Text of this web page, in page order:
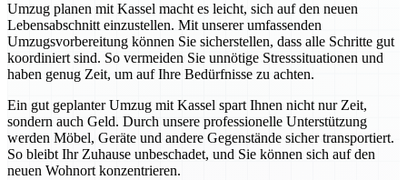
Umzug planen mit Kassel macht es leicht, sich auf den neuen
Lebensabschnitt einzustellen. Mit unserer umfassenden
Umzugsvorbereitung können Sie sicherstellen, dass alle Schritte gut
koordiniert sind. So vermeiden Sie unnötige Stresssituationen und
haben genug Zeit, um auf Ihre Bedürfnisse zu achten.
Ein gut geplanter Umzug mit Kassel spart Ihnen nicht nur Zeit,
sondern auch Geld. Durch unsere professionelle Unterstützung
werden Möbel, Geräte und andere Gegenstände sicher transportiert.
So bleibt Ihr Zuhause unbeschadet, und Sie können sich auf den
neuen Wohnort konzentrieren.